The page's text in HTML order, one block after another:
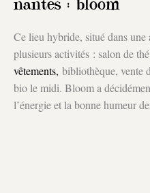
nantes : bloom
Ce lieu hybride, situé dans
plusieurs activités : salon de
vêtements, bibliothèque, vente
bio le midi. Bloom a
l’énergie et la bonne humeur